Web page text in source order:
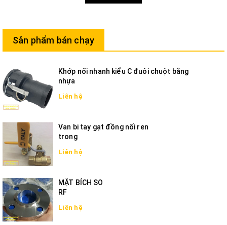
Sản phẩm bán chạy
Khớp nối nhanh kiểu C đuôi chuột bằng
nhựa
Liên hệ
Van bi tay gạt đồng nối ren
trong
Liên hệ
MẶT BÍCH SO
RF
Liên hệ